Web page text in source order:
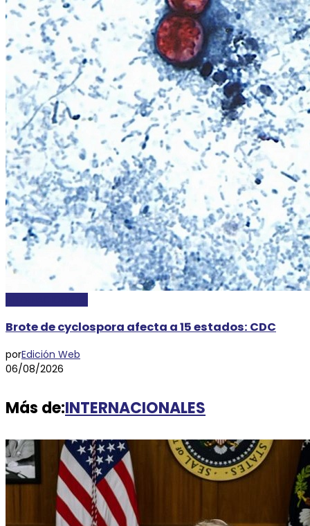
Brote de cyclospora afecta a 15 estados: CDC
porEdición Web
06/08/2026
Más de:INTERNACIONALES